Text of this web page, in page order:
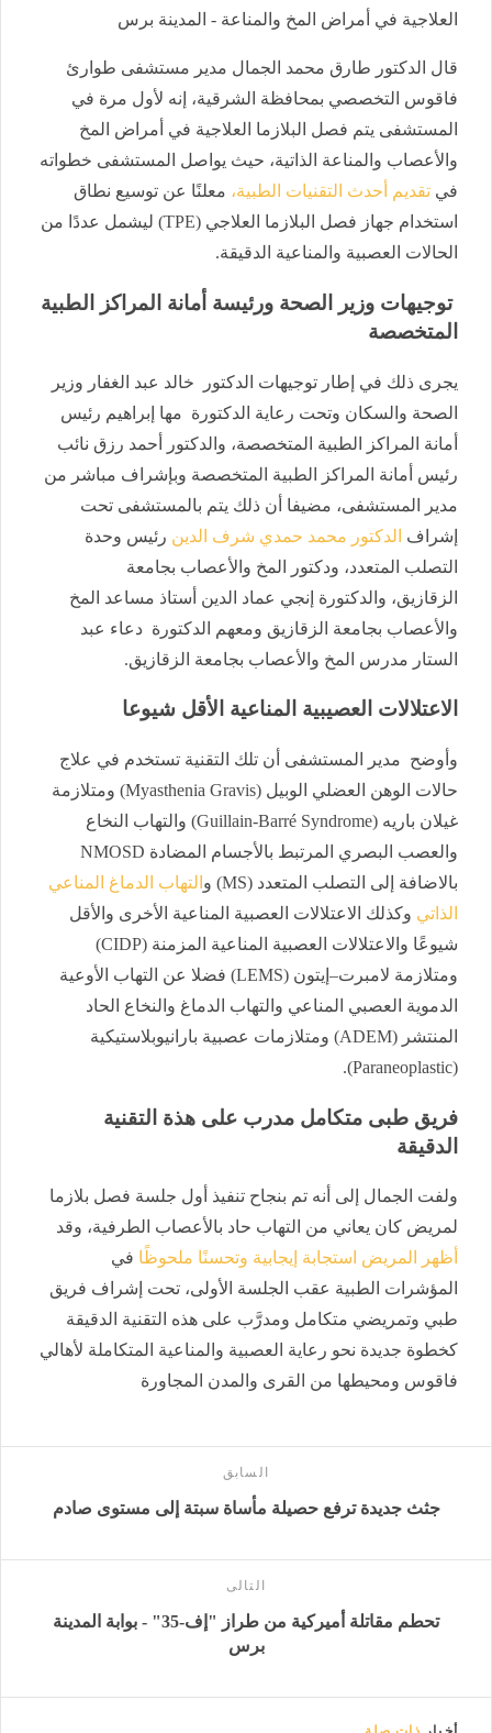
العلاجية في أمراض المخ والمناعة - المدينة برس
قال الدكتور طارق محمد الجمال مدير مستشفى طوارئ
فاقوس التخصصي بمحافظة الشرقية، إنه لأول مرة في
المستشفى يتم فصل البلازما العلاجية في أمراض المخ
والأعصاب والمناعة الذاتية، حيث يواصل المستشفى خطواته
في تقديم أحدث التقنيات الطبية، معلنًا عن توسيع نطاق
استخدام جهاز فصل البلازما العلاجي (TPE) ليشمل عددًا من
الحالات العصبية والمناعية الدقيقة.
توجيهات وزير الصحة ورئيسة أمانة المراكز الطبية
المتخصصة
يجرى ذلك في إطار توجيهات الدكتور خالد عبد الغفار وزير
الصحة والسكان وتحت رعاية الدكتورة مها إبراهيم رئيس
أمانة المراكز الطبية المتخصصة، والدكتور أحمد رزق نائب
رئيس أمانة المراكز الطبية المتخصصة وبإشراف مباشر من
مدير المستشفى، مضيفا أن ذلك يتم بالمستشفى تحت
إشراف الدكتور محمد حمدي شرف الدين رئيس وحدة
التصلب المتعدد، ودكتور المخ والأعصاب بجامعة
الزقازيق، والدكتورة إنجي عماد الدين أستاذ مساعد المخ
والأعصاب بجامعة الزقازيق ومعهم الدكتورة دعاء عبد
الستار مدرس المخ والأعصاب بجامعة الزقازيق.
الاعتلالات العصيبية المناعية الأقل شيوعا
وأوضح مدير المستشفى أن تلك التقنية تستخدم في علاج
حالات الوهن العضلي الوبيل (Myasthenia Gravis) ومتلازمة
غيلان باريه (Guillain-Barré Syndrome) والتهاب النخاع
والعصب البصري المرتبط بالأجسام المضادة NMOSD
بالاضافة إلى التصلب المتعدد (MS) و
التهاب الدماغ المناعي
الذاتي وكذلك الاعتلالات العصبية المناعية الأخرى والأقل
شيوعًا والاعتلالات العصبية المناعية المزمنة (CIDP)
ومتلازمة لامبرت–إيتون (LEMS) فضلا عن التهاب الأوعية
الدموية العصبي المناعي والتهاب الدماغ والنخاع الحاد
المنتشر (ADEM) ومتلازمات عصبية بارانيوبلاستيكية
(Paraneoplastic).
فريق طبى متكامل مدرب على هذة التقنية
الدقيقة
ولفت الجمال إلى أنه تم بنجاح تنفيذ أول جلسة فصل بلازما
لمريض كان يعاني من التهاب حاد بالأعصاب الطرفية، وقد
أظهر المريض استجابة إيجابية وتحسنًا ملحوظًا في
المؤشرات الطبية عقب الجلسة الأولى، تحت إشراف فريق
طبي وتمريضي متكامل ومدرَّب على هذه التقنية الدقيقة
كخطوة جديدة نحو رعاية العصبية والمناعية المتكاملة لأهالي
فاقوس ومحيطها من القرى والمدن المجاورة
السابق
جثث جديدة ترفع حصيلة مأساة سبتة إلى مستوى صادم
التالى
تحطم مقاتلة أميركية من طراز "إف-35" - بوابة المدينة
برس